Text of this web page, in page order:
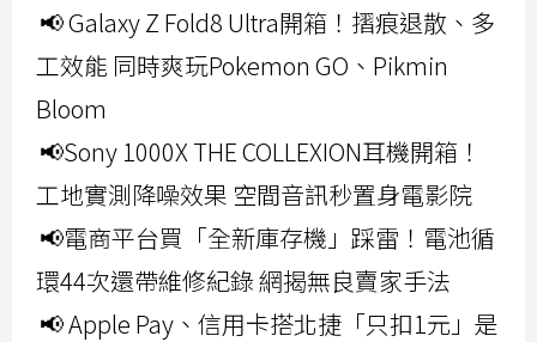
📢 Galaxy Z Fold8 Ultra開箱！摺痕退散、多
工效能 同時爽玩Pokemon GO、Pikmin
Bloom
📢Sony 1000X THE COLLEXION耳機開箱！
工地實測降噪效果 空間音訊秒置身電影院
📢電商平台買「全新庫存機」踩雷！電池循
環44次還帶維修紀錄 網揭無良賣家手法
📢 Apple Pay、信用卡搭北捷「只扣1元」是